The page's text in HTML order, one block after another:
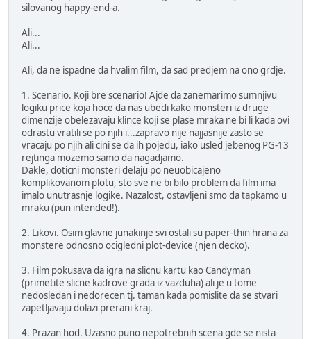
silovanog happy-end-a.
Ali...
Ali...
Ali, da ne ispadne da hvalim film, da sad predjem na ono grdje.
1. Scenario. Koji bre scenario! Ajde da zanemarimo sumnjivu
logiku price koja hoce da nas ubedi kako monsteri iz druge
dimenzije obelezavaju klince koji se plase mraka ne bi li kada ovi
odrastu vratili se po njih i...zapravo nije najjasnije zasto se
vracaju po njih ali cini se da ih pojedu, iako usled jebenog PG-13
rejtinga mozemo samo da nagadjamo.
Dakle, doticni monsteri delaju po neuobicajeno
komplikovanom plotu, sto sve ne bi bilo problem da film ima
imalo unutrasnje logike. Nazalost, ostavljeni smo da tapkamo u
mraku (pun intended!).
2. Likovi. Osim glavne junakinje svi ostali su paper-thin hrana za
monstere odnosno ocigledni plot-device (njen decko).
3. Film pokusava da igra na slicnu kartu kao Candyman
(primetite slicne kadrove grada iz vazduha) ali je u tome
nedosledan i nedorecen tj. taman kada pomislite da se stvari
zapetljavaju dolazi prerani kraj.
4. Prazan hod. Uzasno puno nepotrebnih scena gde se nista